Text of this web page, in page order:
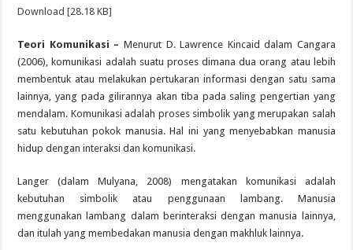
Download [28.18 KB]
Teori Komunikasi – Menurut D. Lawrence Kincaid dalam Cangara
(2006), komunikasi adalah suatu proses dimana dua orang atau lebih
membentuk atau melakukan pertukaran informasi dengan satu sama
lainnya, yang pada gilirannya akan tiba pada saling pengertian yang
mendalam. Komunikasi adalah proses simbolik yang merupakan salah
satu kebutuhan pokok manusia. Hal ini yang menyebabkan manusia
hidup dengan interaksi dan komunikasi.
Langer (dalam Mulyana, 2008) mengatakan komunikasi adalah
kebutuhan simbolik atau penggunaan lambang. Manusia
menggunakan lambang dalam berinteraksi dengan manusia lainnya,
dan itulah yang membedakan manusia dengan makhluk lainnya.